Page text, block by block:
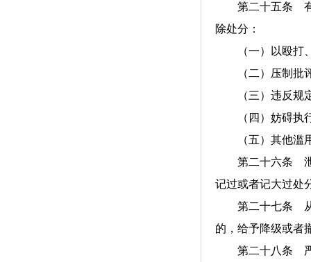
第二十五条 有下
除处分：
（一）以殴打、
（二）压制批评
（三）违反规定
（四）妨碍执行
（五）其他滥用
第二十六条 泄露
记过或者记大过处
第二十七条 从事
的，给予降级或者
第二十八条 严重